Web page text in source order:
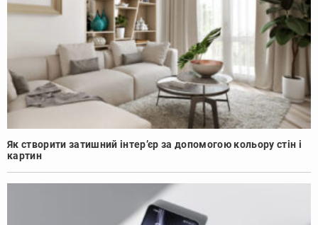
Як створити затишний інтер’єр за допомогою кольору стін і
картин